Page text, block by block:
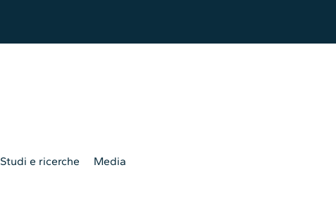
Studi e ricerche Media